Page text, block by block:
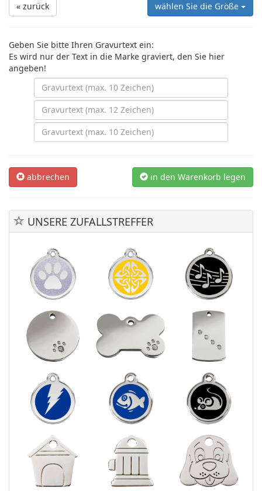
« zurück
wählen Sie die Größe
Geben Sie bitte Ihren Gravurtext ein:
Es wird nur der Text in die Marke graviert, den Sie hier
angeben!
abbrechen in den Warenkorb legen
UNSERE ZUFALLSTREFFER